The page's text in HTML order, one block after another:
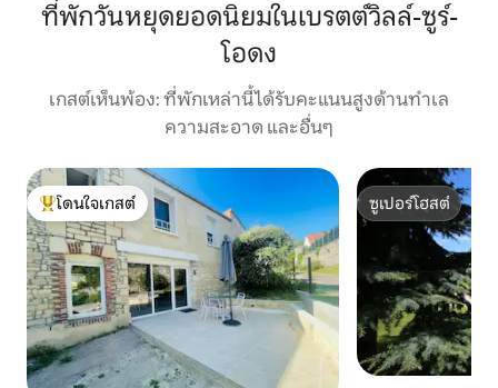
ที่พักวันหยุดยอดนิยมในเบรตต์วิลล์-ซูร์-
โอดง
เกสต์เห็นพ้อง: ที่พักเหล่านี้ได้รับคะแนนสูงด้านทำเล
ความสะอาด และอื่นๆ
โดนใจเกสต์ที่สุด
โดนใจเกสต์
ซูเปอร์โฮสต์
ซูเปอร์โฮสต์